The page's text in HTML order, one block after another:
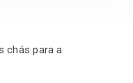
chás para a